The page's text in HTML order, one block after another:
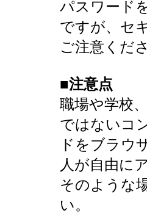
パスワード
ですが、セ
ご注意くだ
■注意点
職場や学校
ではないコ
ドをブラウ
人が自由に
そのような
い。